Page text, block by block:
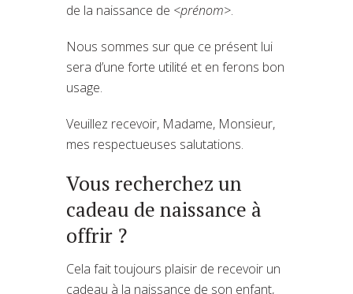
de la naissance de <prénom>.
Nous sommes sur que ce présent lui
sera d’une forte utilité et en ferons bon
usage.
Veuillez recevoir, Madame, Monsieur,
mes respectueuses salutations.
Vous recherchez un
cadeau de naissance à
offrir ?
Cela fait toujours plaisir de recevoir un
cadeau à la naissance de son enfant,